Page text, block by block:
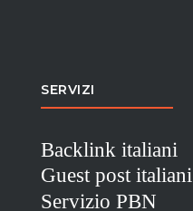
SERVIZI
Backlink italiani
Guest post italiani
Servizio PBN